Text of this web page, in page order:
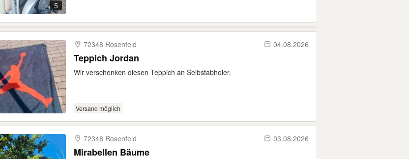
5
72348 Rosenfeld 04.08.2026
Teppich Jordan
Wir verschenken diesen Teppich an Selbstabholer.
Versand möglich
72348 Rosenfeld 03.08.2026
Mirabellen Bäume